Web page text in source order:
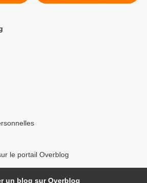
le portail Overblog
un blog sur Overblog